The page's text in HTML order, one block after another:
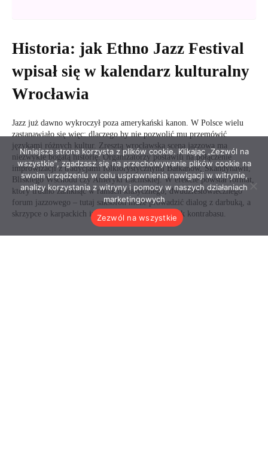
Niniejsza strona korzysta z plików cookie. Klikając „Zezwól na
wszystkie”, zgadzasz się na przechowywanie plików cookie na
swoim urządzeniu w celu usprawnienia nawigacji w witrynie,
analizy korzystania z witryny i pomocy w naszych działaniach
marketingowych
Zezwól na wszystkie